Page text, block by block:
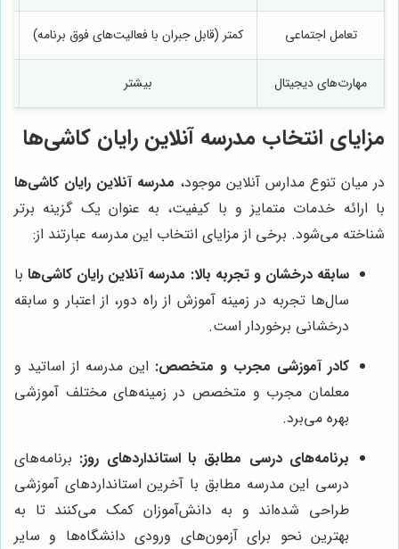
تعامل اجتماعی کمتر (قابل جبران با فعالیت‌های فوق برنامه)
مهارت‌های دیجیتال بیشتر
مزایای انتخاب مدرسه آنلاین رایان کاشی‌ها
در میان تنوع مدارس آنلاین موجود، مدرسه آنلاین رایان کاشی‌ها
با ارائه خدمات متمایز و با کیفیت، به عنوان یک گزینه برتر
شناخته می‌شود. برخی از مزایای انتخاب این مدرسه عبارتند از:
سابقه درخشان و تجربه بالا: مدرسه آنلاین رایان کاشی‌هابا
سال‌ها تجربه در زمینه آموزش از راه دور، از اعتبار و سابقه
درخشانی برخوردار است.
کادر آموزشی مجرب و متخصص: این مدرسه از اساتید و
معلمان مجرب و متخصص در زمینه‌های مختلف آموزشی
بهره می‌برد.
برنامه‌های درسی مطابق با استانداردهای روز: برنامه‌های
درسی این مدرسه مطابق با آخرین استانداردهای آموزشی
طراحی شده‌اند و به دانش‌آموزان کمک می‌کنند تا به
بهترین نحو برای آزمون‌های ورودی دانشگاه‌ها و سایر